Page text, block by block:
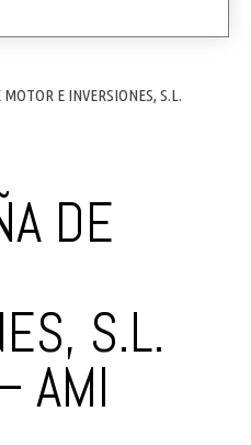
E INVERSIONES, S.L.
DE
S.L.
AMI